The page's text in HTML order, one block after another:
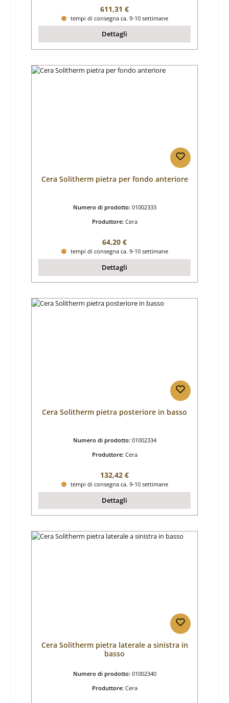
Prezzo normale:
611,31 €
tempi di consegna ca. 9-10 settimane
Dettagli
Cera Solitherm pietra per fondo anteriore
Numero di prodotto: 01002333
Produttore: Cera
Prezzo normale:
64,20 €
tempi di consegna ca. 9-10 settimane
Dettagli
Cera Solitherm pietra posteriore in basso
Numero di prodotto: 01002334
Produttore: Cera
Prezzo normale:
132,42 €
tempi di consegna ca. 9-10 settimane
Dettagli
Cera Solitherm pietra laterale a sinistra in
basso
Numero di prodotto: 01002340
Produttore: Cera